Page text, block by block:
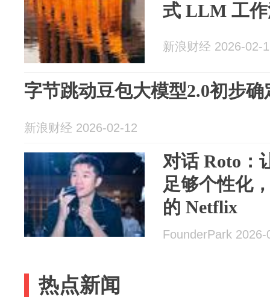
式 LLM 工
新浪财经 2026-02-
字节跳动豆包大模型2.0初步
新浪财经 2026-02-12
对话 Roto：
足够个性化
的 Netflix
FounderPark 2026-
热点新闻